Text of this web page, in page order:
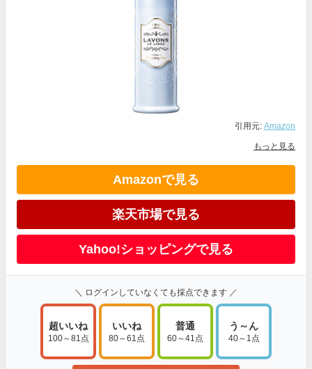
引用元: Amazon
もっと見る
Amazonで見る
楽天市場で見る
Yahoo!ショッピングで見る
＼ ログインしていなくても採点できます ／
超いいね
100～81点
いいね
80～61点
普通
60～41点
う～ん
40～1点